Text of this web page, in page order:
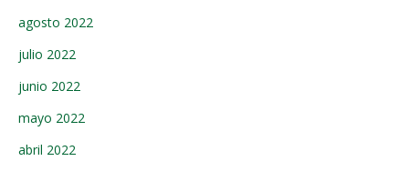
agosto 2022
julio 2022
junio 2022
mayo 2022
abril 2022